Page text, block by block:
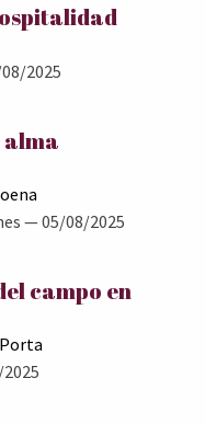
2025
alma
— 05/08/2025
campo en